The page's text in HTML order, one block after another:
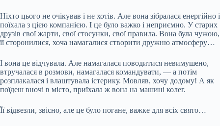
Ніхто цього не очікував і не хотів. Але вона зібралася енергійно і
поїхала з цією компанією. І це було важко і неприємно. У старих
друзів свої жарти, свої стосунки, свої правила. Вона була чужою,
її сторонилися, хоча намагалися створити дружню атмосферу…
І вона це відчувала. Але намагалася поводитися невимушено,
втручалася в розмови, намагалася командувати, — а потім
розплакалася і влаштувала істерику. Мовляв, хочу додому! А як
поїдеш вночі в місто, приїхала ж вона на машині колег.
Її відвезли, звісно, але це було погане, важке для всіх свято…